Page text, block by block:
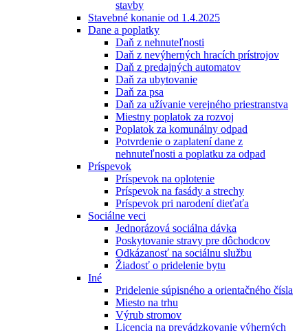
stavby
Stavebné konanie od 1.4.2025
Dane a poplatky
Daň z nehnuteľnosti
Daň z nevýherných hracích prístrojov
Daň z predajných automatov
Daň za ubytovanie
Daň za psa
Daň za užívanie verejného priestranstva
Miestny poplatok za rozvoj
Poplatok za komunálny odpad
Potvrdenie o zaplatení dane z
nehnuteľnosti a poplatku za odpad
Príspevok
Príspevok na oplotenie
Príspevok na fasády a strechy
Príspevok pri narodení dieťaťa
Sociálne veci
Jednorázová sociálna dávka
Poskytovanie stravy pre dôchodcov
Odkázanosť na sociálnu službu
Žiadosť o pridelenie bytu
Iné
Pridelenie súpisného a orientačného čísla
Miesto na trhu
Výrub stromov
Licencia na prevádzkovanie výherných